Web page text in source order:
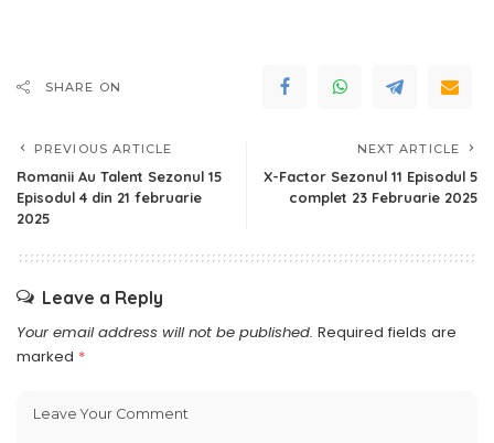
SHARE ON
PREVIOUS ARTICLE
Romanii Au Talent Sezonul 15
Episodul 4 din 21 februarie
2025
NEXT ARTICLE
X-Factor Sezonul 11 Episodul 5
complet 23 Februarie 2025
Leave a Reply
Your email address will not be published. Required fields are
marked *